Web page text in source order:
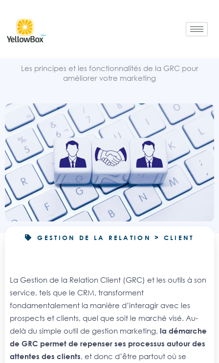
contenu
Les principes et les fonctionnalités de la GRC pour
améliorer votre marketing
GESTION DE LA RELATION > CLIENT
La Gestion de la Relation Client (GRC) et les outils à son
service, tels que le CRM, transforment
fondamentalement la manière d’interagir avec les
prospects et clients, quel que soit le marché visé. Au-
delà du simple outil de gestion marketing, la démarche
de GRC permet de repenser ses processus autour des
attentes des clients, et donc d’être partout où se